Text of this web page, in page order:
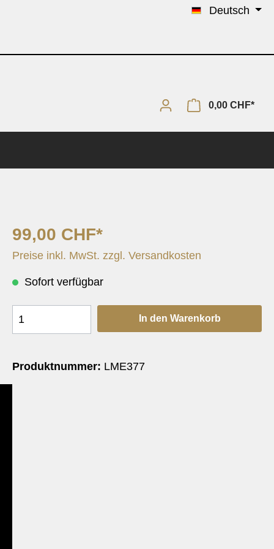
Deutsch
0,00 CHF*
Solo & Piano
99,00 CHF*
Preise inkl. MwSt. zzgl. Versandkosten
Sofort verfügbar
In den Warenkorb
Produktnummer: LME377